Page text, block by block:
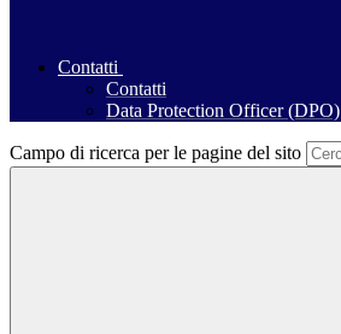
Contatti
Contatti
Data Protection Officer (DPO)
Campo di ricerca per le pagine del sito